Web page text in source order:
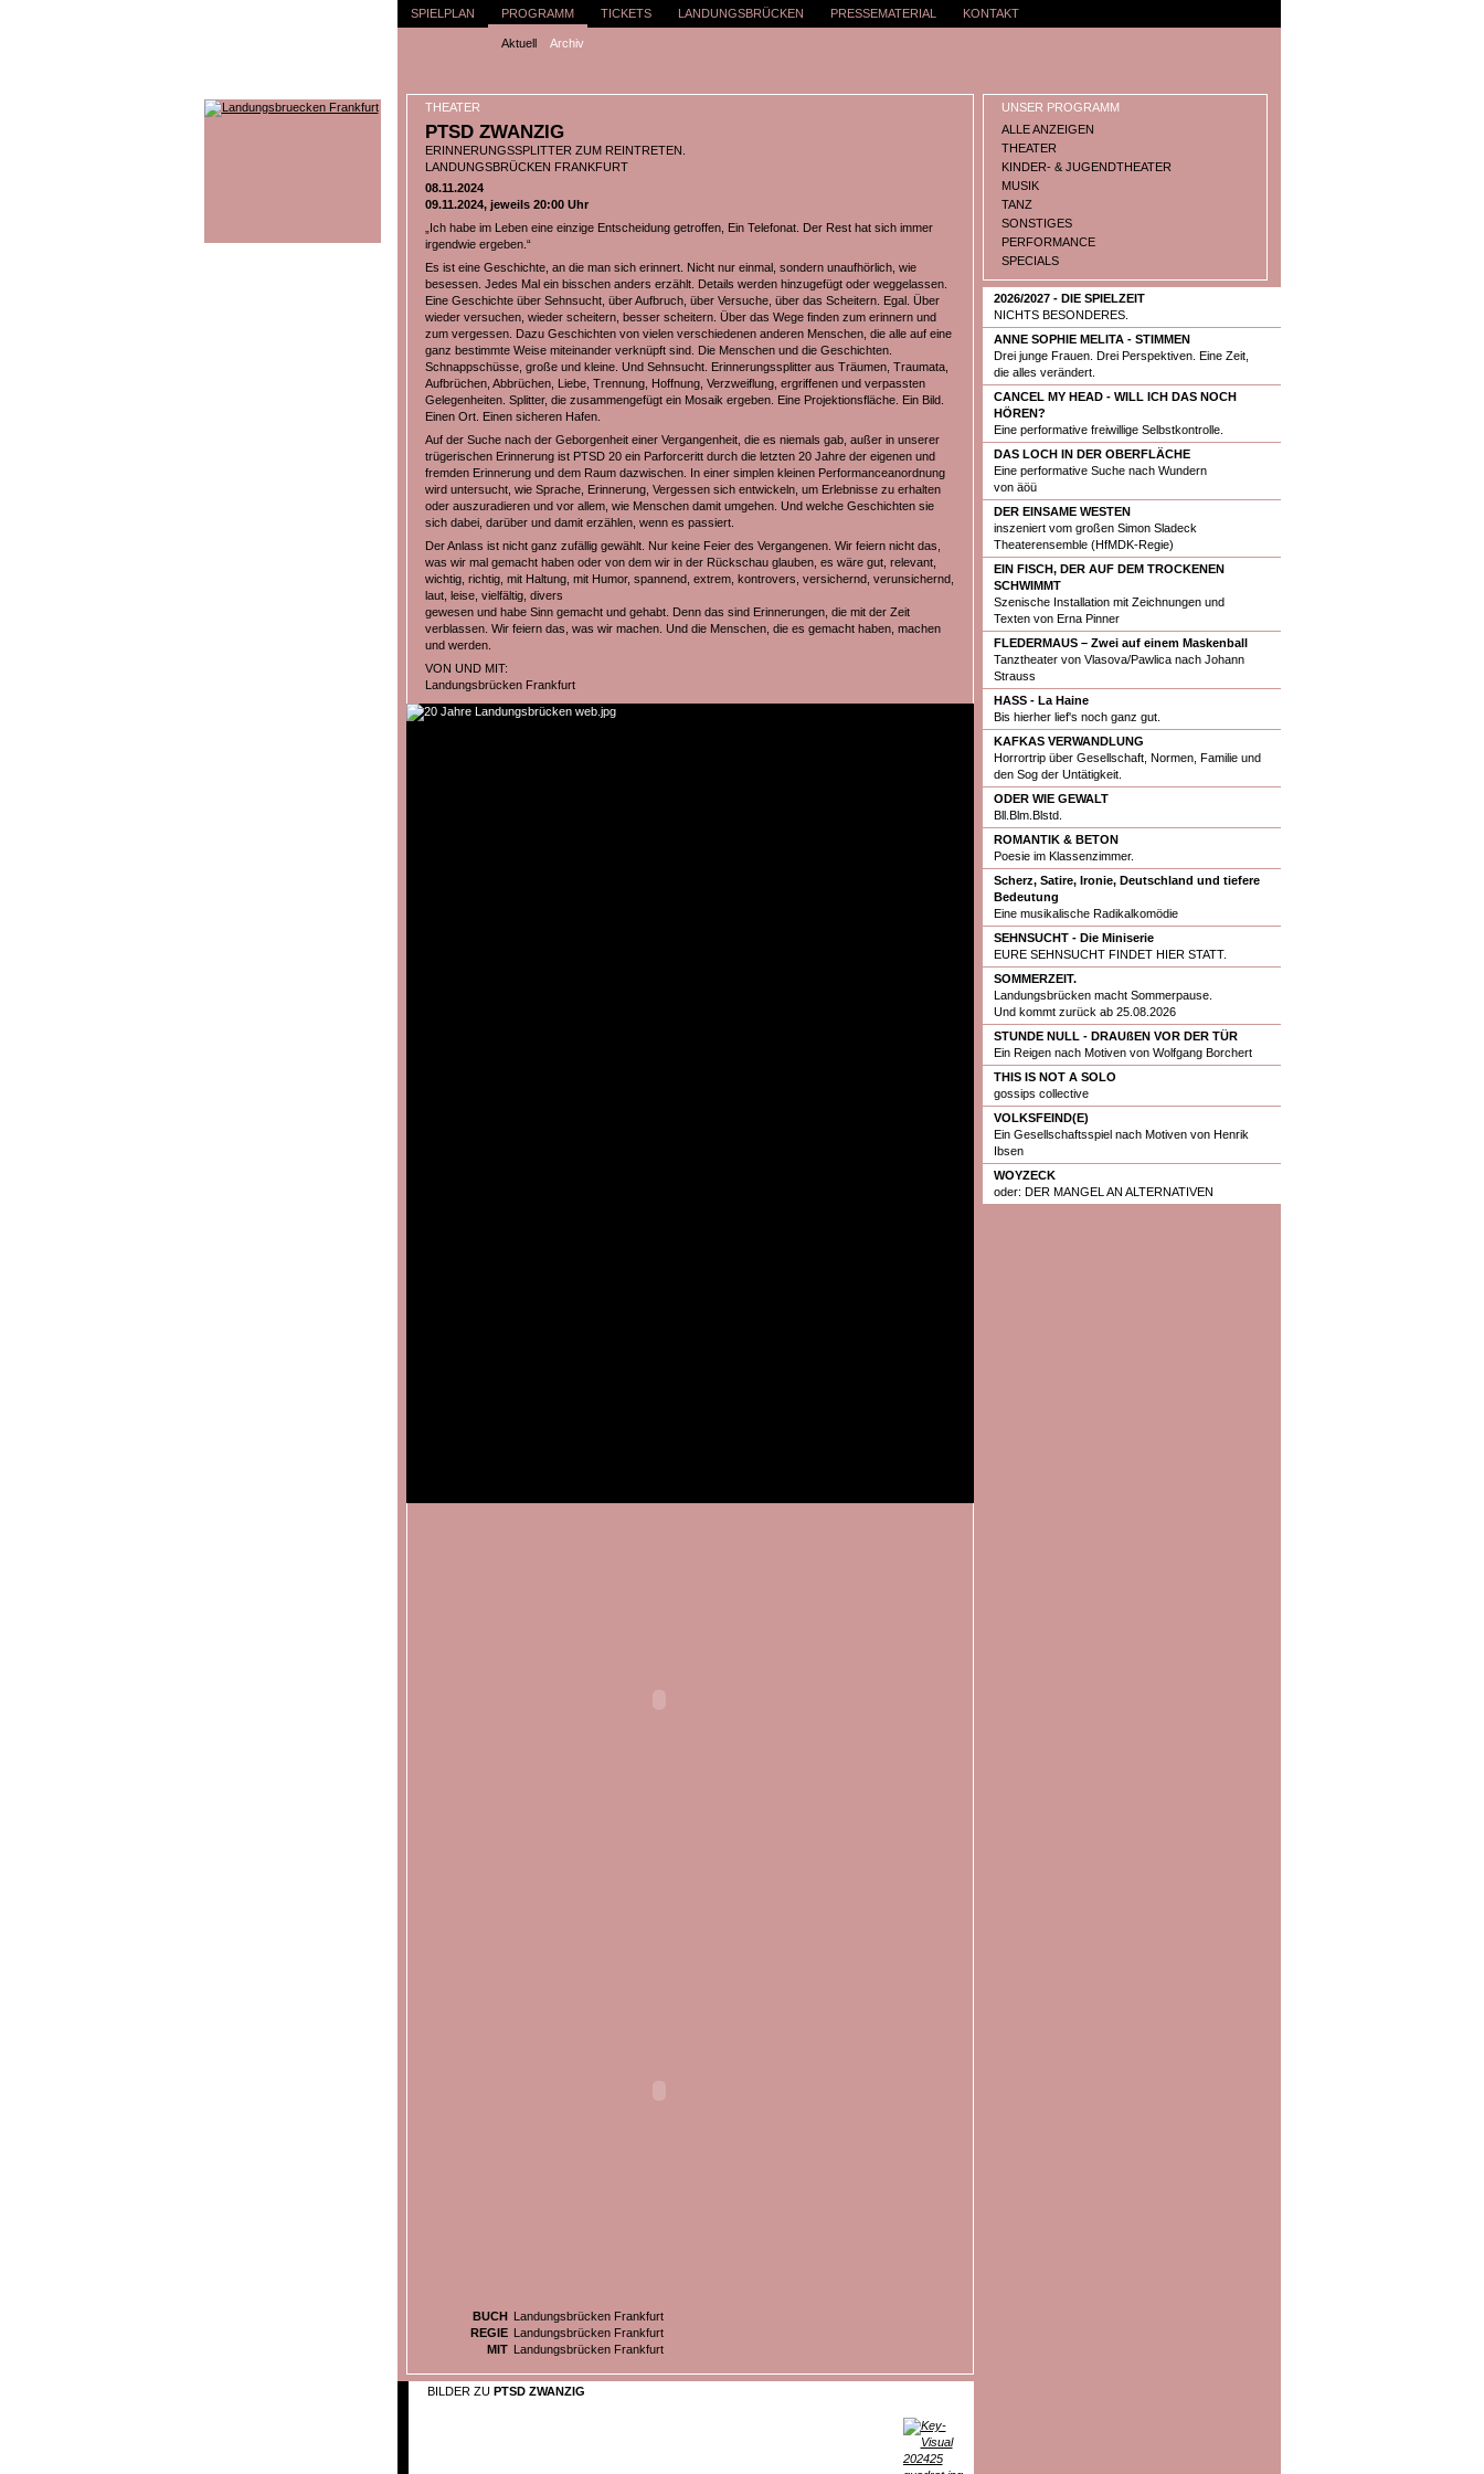
SPIELPLAN PROGRAMM
Aktuell Archiv
TICKETS LANDUNGSBRÜCKEN PRESSEMATERIAL KONTAKT
THEATER
PTSD ZWANZIG
ERINNERUNGSSPLITTER ZUM REINTRETEN.
LANDUNGSBRÜCKEN FRANKFURT
08.11.2024
09.11.2024, jeweils 20:00 Uhr
„Ich habe im Leben eine einzige Entscheidung getroffen, Ein Telefonat. Der Rest hat sich immer
irgendwie ergeben.“
Es ist eine Geschichte, an die man sich erinnert. Nicht nur einmal, sondern unaufhörlich, wie
besessen. Jedes Mal ein bisschen anders erzählt. Details werden hinzugefügt oder weggelassen.
Eine Geschichte über Sehnsucht, über Aufbruch, über Versuche, über das Scheitern. Egal. Über
wieder versuchen, wieder scheitern, besser scheitern. Über das Wege finden zum erinnern und
zum vergessen. Dazu Geschichten von vielen verschiedenen anderen Menschen, die alle auf eine
ganz bestimmte Weise miteinander verknüpft sind. Die Menschen und die Geschichten.
Schnappschüsse, große und kleine. Und Sehnsucht. Erinnerungssplitter aus Träumen, Traumata,
Aufbrüchen, Abbrüchen, Liebe, Trennung, Hoffnung, Verzweiflung, ergriffenen und verpassten
Gelegenheiten. Splitter, die zusammengefügt ein Mosaik ergeben. Eine Projektionsfläche. Ein Bild.
Einen Ort. Einen sicheren Hafen.
Auf der Suche nach der Geborgenheit einer Vergangenheit, die es niemals gab, außer in unserer
trügerischen Erinnerung ist PTSD 20 ein Parforceritt durch die letzten 20 Jahre der eigenen und
fremden Erinnerung und dem Raum dazwischen. In einer simplen kleinen Performanceanordnung
wird untersucht, wie Sprache, Erinnerung, Vergessen sich entwickeln, um Erlebnisse zu erhalten
oder auszuradieren und vor allem, wie Menschen damit umgehen. Und welche Geschichten sie
sich dabei, darüber und damit erzählen, wenn es passiert.
Der Anlass ist nicht ganz zufällig gewählt. Nur keine Feier des Vergangenen. Wir feiern nicht das,
was wir mal gemacht haben oder von dem wir in der Rückschau glauben, es wäre gut, relevant,
wichtig, richtig, mit Haltung, mit Humor, spannend, extrem, kontrovers, versichernd, verunsichernd,
laut, leise, vielfältig, divers
gewesen und habe Sinn gemacht und gehabt. Denn das sind Erinnerungen, die mit der Zeit
verblassen. Wir feiern das, was wir machen. Und die Menschen, die es gemacht haben, machen
und werden.
VON UND MIT:
Landungsbrücken Frankfurt
BUCH Landungsbrücken Frankfurt
REGIE Landungsbrücken Frankfurt
MIT Landungsbrücken Frankfurt
BILDER ZU PTSD ZWANZIG
UNSER PROGRAMM
ALLE ANZEIGEN
THEATER
KINDER- & JUGENDTHEATER
MUSIK
TANZ
SONSTIGES
PERFORMANCE
SPECIALS
2026/2027 - DIE SPIELZEIT
NICHTS BESONDERES.
ANNE SOPHIE MELITA - STIMMEN
Drei junge Frauen. Drei Perspektiven. Eine Zeit,
die alles verändert.
CANCEL MY HEAD - WILL ICH DAS NOCH
HÖREN?
Eine performative freiwillige Selbstkontrolle.
DAS LOCH IN DER OBERFLÄCHE
Eine performative Suche nach Wundern
von äöü
DER EINSAME WESTEN
inszeniert vom großen Simon Sladeck
Theaterensemble (HfMDK-Regie)
EIN FISCH, DER AUF DEM TROCKENEN
SCHWIMMT
Szenische Installation mit Zeichnungen und
Texten von Erna Pinner
FLEDERMAUS – Zwei auf einem Maskenball
Tanztheater von Vlasova/Pawlica nach Johann
Strauss
HASS - La Haine
Bis hierher lief's noch ganz gut.
KAFKAS VERWANDLUNG
Horrortrip über Gesellschaft, Normen, Familie und
den Sog der Untätigkeit.
ODER WIE GEWALT
Bll.Blm.Blstd.
ROMANTIK & BETON
Poesie im Klassenzimmer.
Scherz, Satire, Ironie, Deutschland und tiefere
Bedeutung
Eine musikalische Radikalkomödie
SEHNSUCHT - Die Miniserie
EURE SEHNSUCHT FINDET HIER STATT.
SOMMERZEIT.
Landungsbrücken macht Sommerpause.
Und kommt zurück ab 25.08.2026
STUNDE NULL - DRAUßEN VOR DER TÜR
Ein Reigen nach Motiven von Wolfgang Borchert
THIS IS NOT A SOLO
gossips collective
VOLKSFEIND(E)
Ein Gesellschaftsspiel nach Motiven von Henrik
Ibsen
WOYZECK
oder: DER MANGEL AN ALTERNATIVEN